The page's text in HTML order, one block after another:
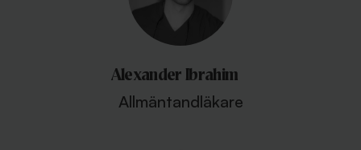
Alexander Ibrahim
Allmäntandläkare